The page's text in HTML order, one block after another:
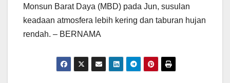
Monsun Barat Daya (MBD) pada Jun, susulan
keadaan atmosfera lebih kering dan taburan hujan
rendah. – BERNAMA